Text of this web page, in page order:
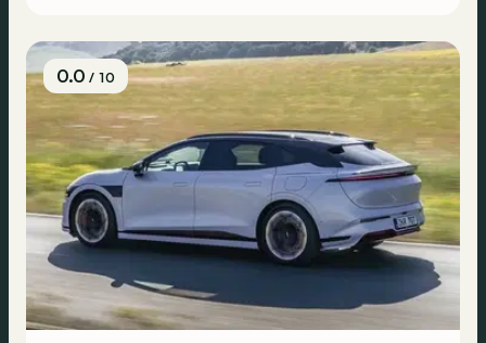
0.0/ 10